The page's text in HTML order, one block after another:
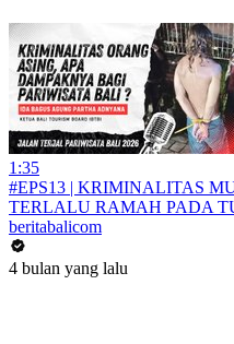
1:35
#EPS13 | KRIMINALITAS
TERLALU RAMAH PADA
beritabalicom
4 bulan yang lalu